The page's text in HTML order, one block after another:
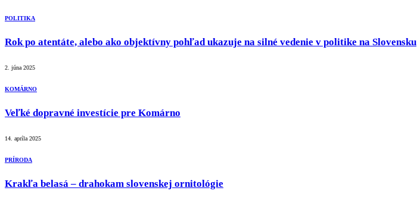
POLITIKA
Rok po atentáte, alebo ako objektívny pohľad ukazuje na silné vedenie v politike na Slovensku
2. júna 2025
KOMÁRNO
Veľké dopravné investície pre Komárno
14. apríla 2025
PRÍRODA
Krakľa belasá – drahokam slovenskej ornitológie